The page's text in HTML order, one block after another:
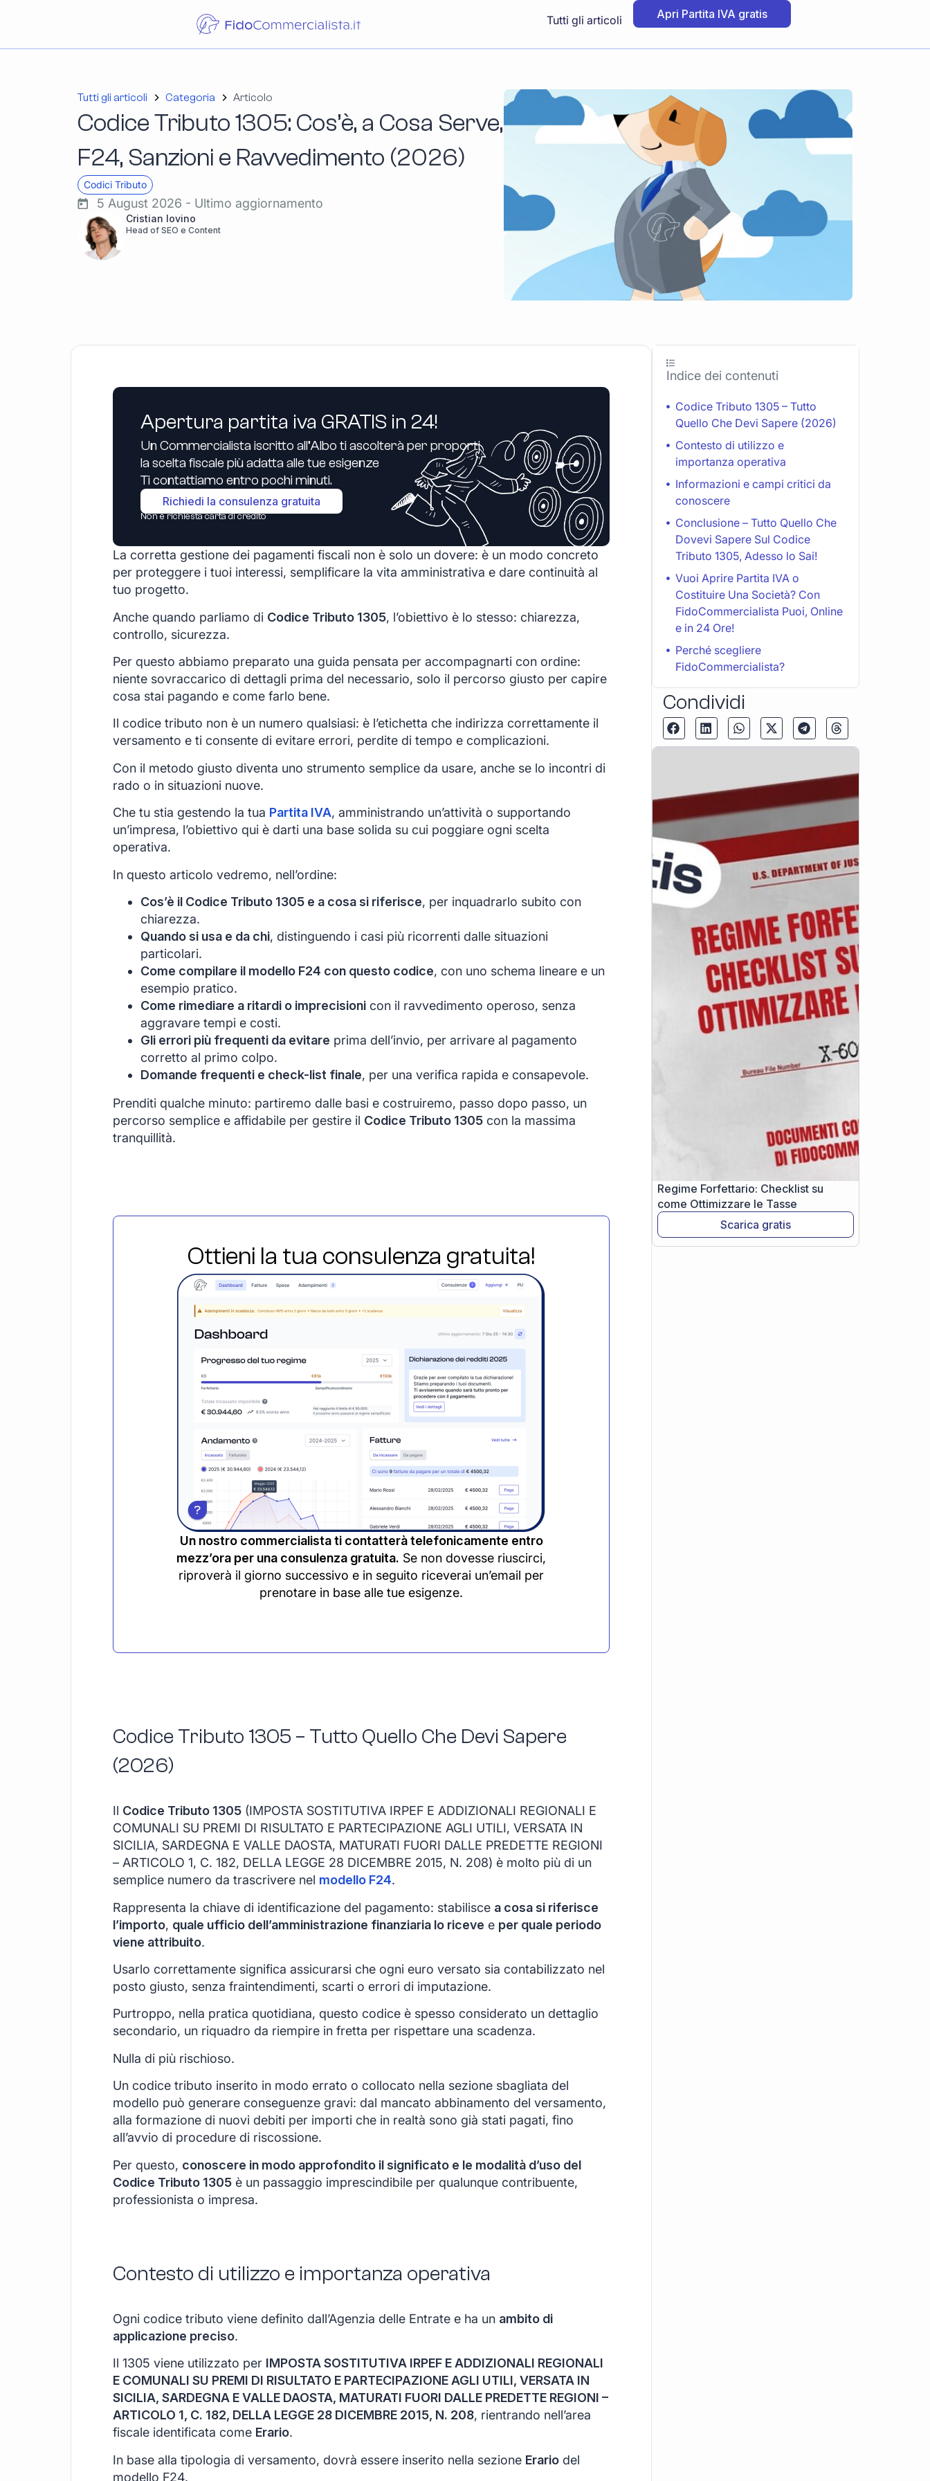
Tutti gli articoli Apri Partita IVA gratis
Tutti gli articoli Categoria Articolo
Codice Tributo 1305: Cos’è, a Cosa Serve,
F24, Sanzioni e Ravvedimento (2026)
Codici Tributo
5 August 2026 - Ultimo aggiornamento
Cristian Iovino
Head of SEO e Content
Apertura partita iva GRATIS in 24!
Un Commercialista iscritto all’Albo ti ascolterà per proporti
la scelta fiscale più adatta alle tue esigenze
Ti contattiamo entro pochi minuti.
Richiedi la consulenza gratuita
Non è richiesta carta di credito
La corretta gestione dei pagamenti fiscali non è solo un dovere: è un modo concreto
per proteggere i tuoi interessi, semplificare la vita amministrativa e dare continuità al
tuo progetto.
Anche quando parliamo di Codice Tributo 1305, l’obiettivo è lo stesso: chiarezza,
controllo, sicurezza.
Per questo abbiamo preparato una guida pensata per accompagnarti con ordine:
niente sovraccarico di dettagli prima del necessario, solo il percorso giusto per capire
cosa stai pagando e come farlo bene.
Il codice tributo non è un numero qualsiasi: è l’etichetta che indirizza correttamente il
versamento e ti consente di evitare errori, perdite di tempo e complicazioni.
Con il metodo giusto diventa uno strumento semplice da usare, anche se lo incontri di
rado o in situazioni nuove.
Che tu stia gestendo la tua Partita IVA, amministrando un’attività o supportando
un’impresa, l’obiettivo qui è darti una base solida su cui poggiare ogni scelta
operativa.
In questo articolo vedremo, nell’ordine:
Cos’è il Codice Tributo 1305 e a cosa si riferisce, per inquadrarlo subito con
chiarezza.
Quando si usa e da chi, distinguendo i casi più ricorrenti dalle situazioni
particolari.
Come compilare il modello F24 con questo codice, con uno schema lineare e un
esempio pratico.
Come rimediare a ritardi o imprecisioni con il ravvedimento operoso, senza
aggravare tempi e costi.
Gli errori più frequenti da evitare prima dell’invio, per arrivare al pagamento
corretto al primo colpo.
Domande frequenti e check-list finale, per una verifica rapida e consapevole.
Prenditi qualche minuto: partiremo dalle basi e costruiremo, passo dopo passo, un
percorso semplice e affidabile per gestire il Codice Tributo 1305 con la massima
tranquillità.
Ottieni la tua consulenza gratuita!
Un nostro commercialista ti contatterà telefonicamente entro
mezz’ora per una consulenza gratuita. Se non dovesse riuscirci,
riproverà il giorno successivo e in seguito riceverai un’email per
prenotare in base alle tue esigenze.
Codice Tributo 1305 – Tutto Quello Che Devi Sapere
(2026)
Il Codice Tributo 1305 (IMPOSTA SOSTITUTIVA IRPEF E ADDIZIONALI REGIONALI E
COMUNALI SU PREMI DI RISULTATO E PARTECIPAZIONE AGLI UTILI, VERSATA IN
SICILIA, SARDEGNA E VALLE DAOSTA, MATURATI FUORI DALLE PREDETTE REGIONI
– ARTICOLO 1, C. 182, DELLA LEGGE 28 DICEMBRE 2015, N. 208) è molto più di un
semplice numero da trascrivere nel modello F24.
Rappresenta la chiave di identificazione del pagamento: stabilisce a cosa si riferisce
l’importo, quale ufficio dell’amministrazione finanziaria lo riceve e per quale periodo
viene attribuito.
Usarlo correttamente significa assicurarsi che ogni euro versato sia contabilizzato nel
posto giusto, senza fraintendimenti, scarti o errori di imputazione.
Purtroppo, nella pratica quotidiana, questo codice è spesso considerato un dettaglio
secondario, un riquadro da riempire in fretta per rispettare una scadenza.
Nulla di più rischioso.
Un codice tributo inserito in modo errato o collocato nella sezione sbagliata del
modello può generare conseguenze gravi: dal mancato abbinamento del versamento,
alla formazione di nuovi debiti per importi che in realtà sono già stati pagati, fino
all’avvio di procedure di riscossione.
Per questo, conoscere in modo approfondito il significato e le modalità d’uso del
Codice Tributo 1305 è un passaggio imprescindibile per qualunque contribuente,
professionista o impresa.
Contesto di utilizzo e importanza operativa
Ogni codice tributo viene definito dall’Agenzia delle Entrate e ha un ambito di
applicazione preciso.
Il 1305 viene utilizzato per IMPOSTA SOSTITUTIVA IRPEF E ADDIZIONALI REGIONALI
E COMUNALI SU PREMI DI RISULTATO E PARTECIPAZIONE AGLI UTILI, VERSATA IN
SICILIA, SARDEGNA E VALLE DAOSTA, MATURATI FUORI DALLE PREDETTE REGIONI –
ARTICOLO 1, C. 182, DELLA LEGGE 28 DICEMBRE 2015, N. 208, rientrando nell’area
fiscale identificata come Erario.
In base alla tipologia di versamento, dovrà essere inserito nella sezione Erario del
modello F24.
Indice dei contenuti
Codice Tributo 1305 – Tutto
Quello Che Devi Sapere (2026)
Contesto di utilizzo e
importanza operativa
Informazioni e campi critici da
conoscere
Conclusione – Tutto Quello Che
Dovevi Sapere Sul Codice
Tributo 1305, Adesso lo Sai!
Vuoi Aprire Partita IVA o
Costituire Una Società? Con
FidoCommercialista Puoi, Online
e in 24 Ore!
Perché scegliere
FidoCommercialista?
Condividi
Regime Forfettario: Checklist su
come Ottimizzare le Tasse
Scarica gratis